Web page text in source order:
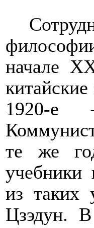
начале
1920-е
те же
учебники
из таких
Цзэдун.